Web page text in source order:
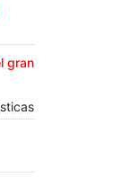
gran